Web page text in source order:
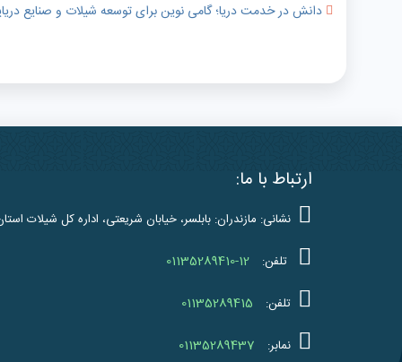
دانش در خدمت دریا؛ گامی نوین برای توسعه شیلات و صنایع
ارتباط با ما:
نشانی: مازندران: بابلسر، خیابان شریعتی، اداره کل شیلات
تلفن: 01135289410-12
تلفن: 01135289415
نمابر: 01135289437